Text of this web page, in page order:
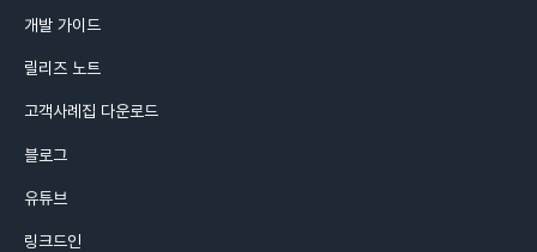
개발 가이드
릴리즈 노트
고객사례집 다운로드
블로그
유튜브
링크드인